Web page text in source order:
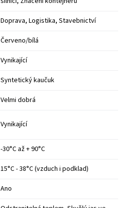
Doprava, Logistika, Stavebnictví
Červeno/bílá
Vynikající
Syntetický kaučuk
Velmi dobrá
Vynikající
-30°C až + 90°C
15°C - 38°C (vzduch i podklad)
Ano